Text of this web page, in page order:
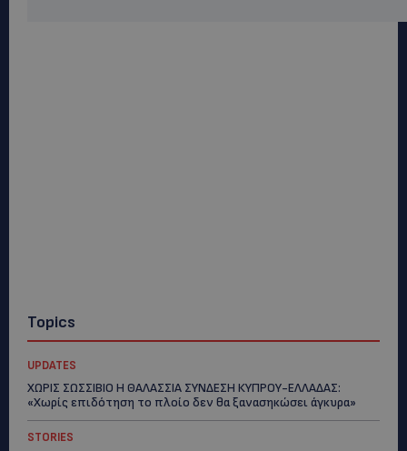
Topics
UPDATES
ΧΩΡΙΣ ΣΩΣΣΙΒΙΟ Η ΘΑΛΑΣΣΙΑ ΣΥΝΔΕΣΗ ΚΥΠΡΟΥ-ΕΛΛΑΔΑΣ:
«Χωρίς επιδότηση το πλοίο δεν θα ξανασηκώσει άγκυρα»
STORIES